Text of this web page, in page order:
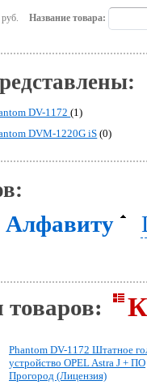
руб. Название товара:
DV-1172(1)
DVM-1220G iS(0)
Алфавиту
Phantom DV-1172 Штатное
устройство OPEL Astra J + ПО
Прогород (Лицензия)